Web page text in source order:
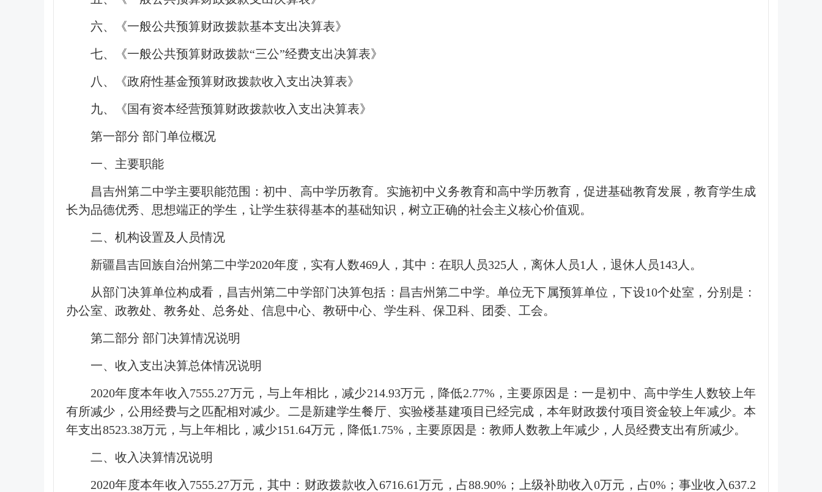
六、《一般公共预算财政拨款基本支出决算表》
七、《一般公共预算财政拨款“三公”经费支出决算表》
八、《政府性基金预算财政拨款收入支出决算表》
九、《国有资本经营预算财政拨款收入支出决算表》
第一部分 部门单位概况
一、主要职能
昌吉州第二中学主要职能范围：初中、高中学历教育。实施初中义务教育和高中学历教育，促进基础教育发展，教育学生成
长为品德优秀、思想端正的学生，让学生获得基本的基础知识，树立正确的社会主义核心价值观。
二、机构设置及人员情况
新疆昌吉回族自治州第二中学2020年度，实有人数469人，其中：在职人员325人，离休人员1人，退休人员143人。
从部门决算单位构成看，昌吉州第二中学部门决算包括：昌吉州第二中学。单位无下属预算单位，下设10个处室，分别是：
办公室、政教处、教务处、总务处、信息中心、教研中心、学生科、保卫科、团委、工会。
第二部分 部门决算情况说明
一、收入支出决算总体情况说明
2020年度本年收入7555.27万元，与上年相比，减少214.93万元，降低2.77%，主要原因是：一是初中、高中学生人数较上年
有所减少，公用经费与之匹配相对减少。二是新建学生餐厅、实验楼基建项目已经完成，本年财政拨付项目资金较上年减少。本
年支出8523.38万元，与上年相比，减少151.64万元，降低1.75%，主要原因是：教师人数教上年减少，人员经费支出有所减少。
二、收入决算情况说明
2020年度本年收入7555.27万元，其中：财政拨款收入6716.61万元，占88.90%；上级补助收入0万元，占0%；事业收入637.2